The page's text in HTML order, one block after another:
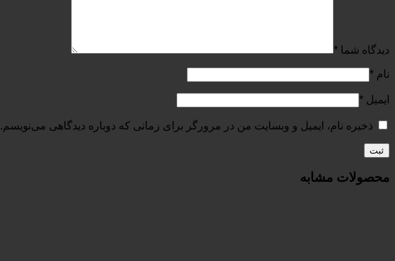
دیدگاه شما *
نام *
ایمیل *
ذخیره نام، ایمیل و وبسایت من در مرورگر برای زمانی که دوباره دیدگاهی می‌نویسم.
محصولات مشابه